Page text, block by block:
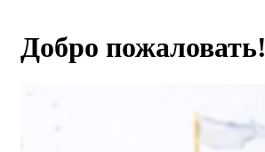
Добро пожаловать!